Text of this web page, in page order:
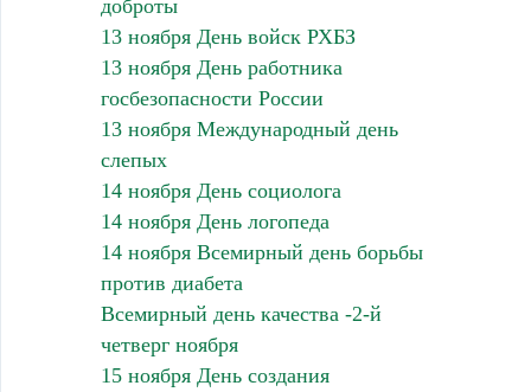
доброты
13 ноября День войск РХБЗ
13 ноября День работника
госбезопасности России
13 ноября Международный день
слепых
14 ноября День социолога
14 ноября День логопеда
14 ноября Всемирный день борьбы
против диабета
Всемирный день качества -2-й
четверг ноября
15 ноября День создания